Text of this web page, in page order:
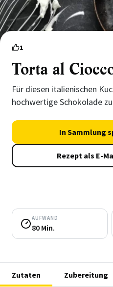
1
Torta al
Für diesen italienischen
hochwertige Schokolade
In Sammlung
Rezept als E-
AUFWAND
80 Min.
Zutaten Zubereitung